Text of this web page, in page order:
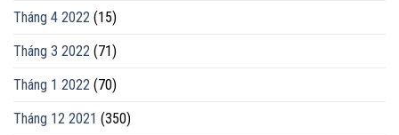
Tháng 4 2022 (15)
Tháng 3 2022 (71)
Tháng 1 2022 (70)
Tháng 12 2021 (350)